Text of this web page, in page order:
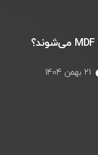
21 بهمن 1404